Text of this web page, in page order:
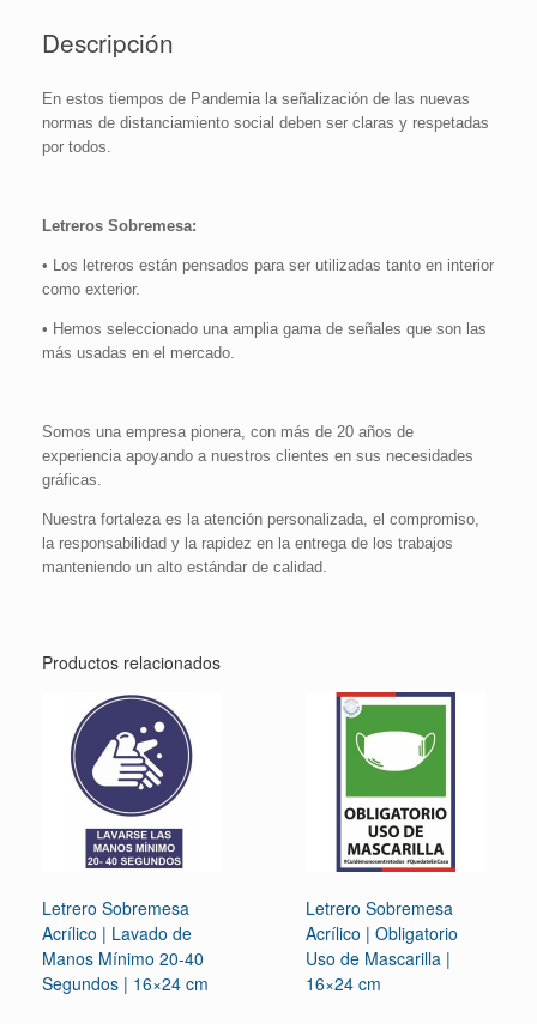
Descripción
En estos tiempos de Pandemia la señalización de las nuevas
normas de distanciamiento social deben ser claras y respetadas
por todos.
Letreros Sobremesa:
• Los letreros están pensados para ser utilizadas tanto en interior
como exterior.
• Hemos seleccionado una amplia gama de señales que son las
más usadas en el mercado.
Somos una empresa pionera, con más de 20 años de
experiencia apoyando a nuestros clientes en sus necesidades
gráficas.
Nuestra fortaleza es la atención personalizada, el compromiso,
la responsabilidad y la rapidez en la entrega de los trabajos
manteniendo un alto estándar de calidad.
Productos relacionados
Letrero Sobremesa
Acrílico | Lavado de
Manos Mínimo 20-40
Segundos | 16×24 cm
Letrero Sobremesa
Acrílico | Obligatorio
Uso de Mascarilla |
16×24 cm